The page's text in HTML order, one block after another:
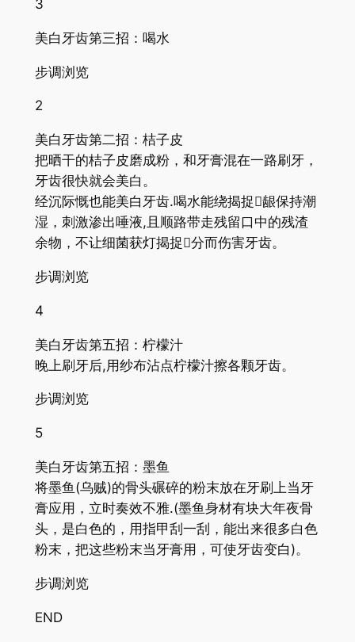
3
美白牙齿第三招：喝水
步调浏览
2
美白牙齿第二招：桔子皮
把晒干的桔子皮磨成粉，和牙膏混在一路刷牙，
牙齿很快就会美白。
经沉际慨也能美白牙齿.喝水能绕揭捉龈保持潮
湿，刺激渗出唾液,且顺路带走残留口中的残渣
余物，不让细菌获灯揭捉分而伤害牙齿。
步调浏览
4
美白牙齿第五招：柠檬汁
晚上刷牙后,用纱布沾点柠檬汁擦各颗牙齿。
步调浏览
5
美白牙齿第五招：墨鱼
将墨鱼(乌贼)的骨头碾碎的粉末放在牙刷上当牙
膏应用，立时奏效不雅.(墨鱼身材有块大年夜骨
头，是白色的，用指甲刮一刮，能出来很多白色
粉末，把这些粉末当牙膏用，可使牙齿变白)。
步调浏览
END